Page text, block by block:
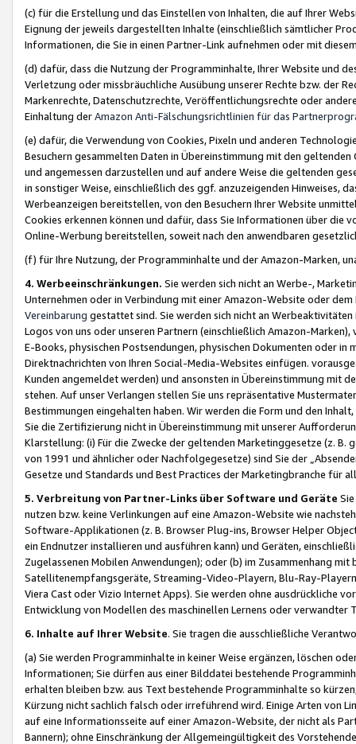
(c) für die Erstellung und das Einstellen von Inhalten, die auf Ihrer
Eignung der jeweils dargestellten Inhalte (einschließlich sämtlicher
Informationen, die Sie in einen Partner-Link aufnehmen oder mit
(d) dafür, dass die Nutzung der Programminhalte, Ihrer Website und
Verletzung oder missbräuchliche Ausübung unserer Rechte bzw. der
Markenrechte, Datenschutzrechte, Veröffentlichungsrechte oder
Einhaltung derAmazon Anti-Fälschungsrichtlinien für das
(e) dafür, die Verwendung von Cookies, Pixeln und anderen
Besuchern gesammelten Daten in Übereinstimmung mit den
und angemessen darzustellen und auf andere Weise die geltenden
in sonstiger Weise, einschließlich des ggf. anzuzeigenden Hinweises,
Werbeanzeigen bereitstellen, von den Besuchern Ihrer Website
Cookies erkennen können und dafür, dass Sie Informationen über die
Online-Werbung bereitstellen, soweit nach den anwendbaren
(f) für Ihre Nutzung, der Programminhalte und der Amazon-Marken,
4. Werbeeinschränkungen. Sie werden sich nicht an Werbe-,
Unternehmen oder in Verbindung mit einer Amazon-Website oder
Vereinbarung gestattet sind. Sie werden sich nicht an
Logos von uns oder unseren Partnern (einschließlich Amazon-
E-Books, physischen Postsendungen, physischen Dokumenten oder in
Direktnachrichten von Ihren Social-Media-Websites einfügen.
Kunden angemeldet werden) und ansonsten in Übereinstimmung mit
stehen. Auf unser Verlangen stellen Sie uns repräsentative
Bestimmungen eingehalten haben. Wir werden die Form und den
Sie die Zertifizierung nicht in Übereinstimmung mit unserer
Klarstellung: (i) Für die Zwecke der geltenden Marketinggesetze (z. B.
von 1991 und ähnlicher oder Nachfolgegesetze) sind Sie der
Gesetze und Standards und Best Practices der Marketingbranche für
5. Verbreitung von Partner-Links über Software und Geräte
nutzen bzw. keine Verlinkungen auf eine Amazon-Website wie
Software-Applikationen (z. B. Browser Plug-ins, Browser Helper
ein Endnutzer installieren und ausführen kann) und Geräten,
Zugelassenen Mobilen Anwendungen); oder (b) im Zusammenhang
Satellitenempfangsgeräte, Streaming-Video-Playern, Blu-Ray-
Viera Cast oder Vizio Internet Apps). Sie werden ohne ausdrückliche
Entwicklung von Modellen des maschinellen Lernens oder
6. Inhalte auf Ihrer Website. Sie tragen die ausschließliche
(a) Sie werden Programminhalte in keiner Weise ergänzen, löschen
Informationen; Sie dürfen aus einer Bilddatei bestehende
erhalten bleiben bzw. aus Text bestehende Programminhalte so
Kürzung nicht sachlich falsch oder irreführend wird. Einige Arten von
auf eine Informationsseite auf einer Amazon-Website, der nicht als
Bannern); ohne Einschränkung der Allgemeingültigkeit des